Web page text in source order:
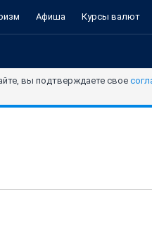
Афиша Курсы валют
вы подтверждаете свое